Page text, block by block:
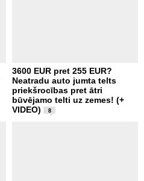
3600 EUR pret 255 EUR?
Neatradu auto jumta telts
priekšrocības pret ātri
būvējamo telti uz zemes! (+
VIDEO)
8